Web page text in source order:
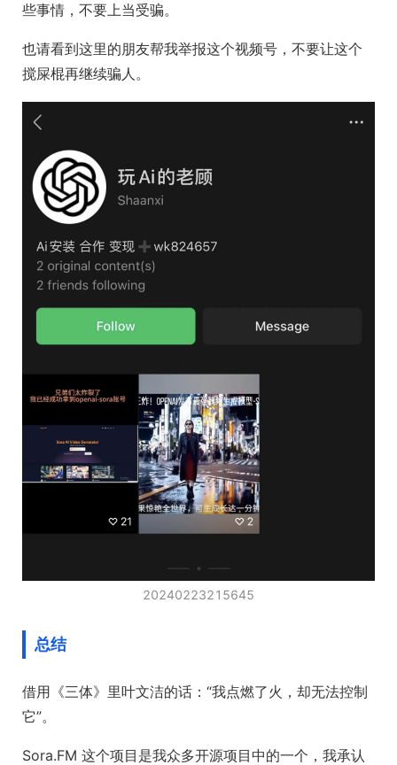
些事情，不要上当受骗。
也请看到这里的朋友帮我举报这个视频号，不要让这个
搅屎棍再继续骗人。
20240223215645
总结
借用《三体》里叶文洁的话：“我点燃了火，却无法控制
它”。
Sora.FM 这个项目是我众多开源项目中的一个，我承认